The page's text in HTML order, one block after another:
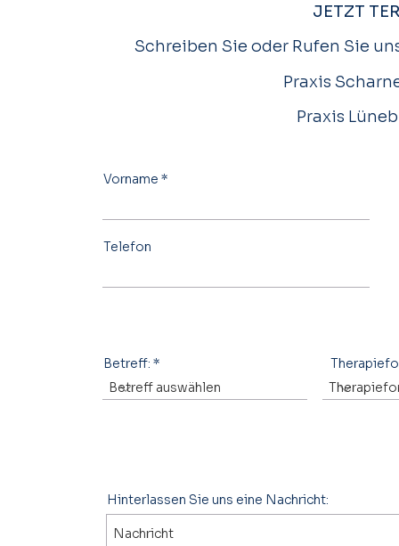
JETZT
Schreiben Sie oder Rufen Sie
Praxis
Praxis
Vorname
Telefon
Betreff:
Hinterlassen Sie uns eine Nachricht: